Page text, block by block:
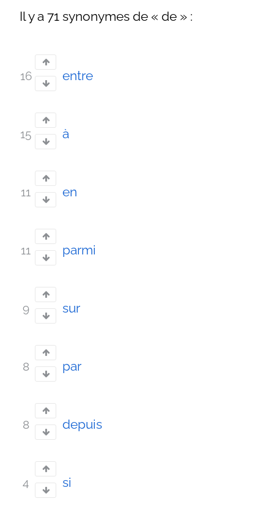
Il y a 71 synonymes de « de » :
16 entre
15 à
11 en
11 parmi
9 sur
8 par
8 depuis
4 si